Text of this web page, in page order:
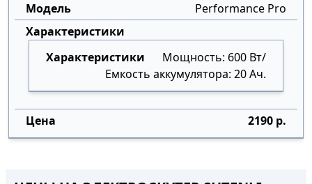
Performance Pro
Мощность: 600 Вт/
Емкость аккумулятора: 20 Ач.
2190 р.